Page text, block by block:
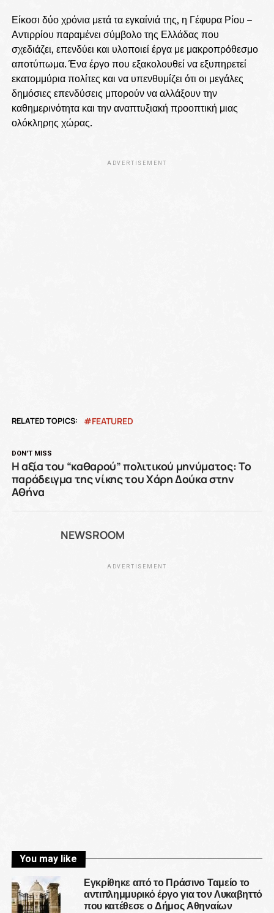
Είκοσι δύο χρόνια μετά τα εγκαίνιά της, η Γέφυρα Ρίου –
Αντιρρίου παραμένει σύμβολο της Ελλάδας που
σχεδιάζει, επενδύει και υλοποιεί έργα με μακροπρόθεσμο
αποτύπωμα. Ένα έργο που εξακολουθεί να εξυπηρετεί
εκατομμύρια πολίτες και να υπενθυμίζει ότι οι μεγάλες
δημόσιες επενδύσεις μπορούν να αλλάξουν την
καθημερινότητα και την αναπτυξιακή προοπτική μιας
ολόκληρης χώρας.
ADVERTISEMENT
RELATED TOPICS: FEATURED
DON'T MISS
Η αξία του “καθαρού” πολιτικού μηνύματος: Το
παράδειγμα της νίκης του Χάρη Δούκα στην
Αθήνα
NEWSROOM
ADVERTISEMENT
You may like
Εγκρίθηκε από το Πράσινο Ταμείο το
αντιπλημμυρικό έργο για τον Λυκαβηττό
που κατέθεσε ο Δήμος Αθηναίων